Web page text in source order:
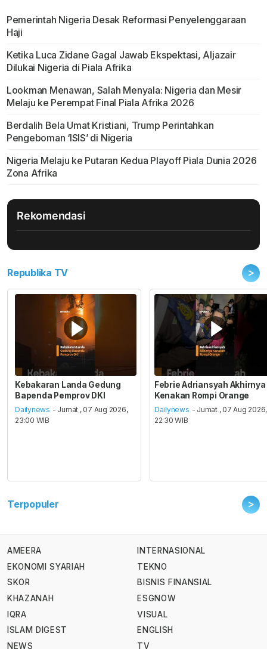
Pemerintah Nigeria Desak Reformasi Penyelenggaraan
Haji
Ketika Luca Zidane Gagal Jawab Ekspektasi, Aljazair
Dilukai Nigeria di Piala Afrika
Lookman Menawan, Salah Menyala: Nigeria dan Mesir
Melaju ke Perempat Final Piala Afrika 2026
Berdalih Bela Umat Kristiani, Trump Perintahkan
Pengeboman ‘ISIS’ di Nigeria
Nigeria Melaju ke Putaran Kedua Playoff Piala Dunia 2026
Zona Afrika
Rekomendasi
Republika TV >
Kebakaran Landa Gedung
Bapenda Pemprov DKI
Dailynews - Jumat , 07 Aug 2026,
23:00 WIB
Febrie Adriansyah Akhirnya
Kenakan Rompi Orange
Dailynews - Jumat , 07 Aug 2026,
22:30 WIB
Terpopuler >
AMEERA
EKONOMI SYARIAH
SKOR
KHAZANAH
IQRA
ISLAM DIGEST
NEWS
INTERNASIONAL
TEKNO
BISNIS FINANSIAL
ESGNOW
VISUAL
ENGLISH
TV